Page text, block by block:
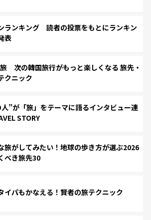
ランキング 読者の投票をもとにランキン
表
次の韓国旅行がもっと楽しくなる 旅先・
クニック
”が「旅」をテーマに語るインタビュー連
STORY
旅がしてみたい！地球の歩き方が選ぶ2026
べき旅先30
イパもかなえる！賢者の旅テクニック